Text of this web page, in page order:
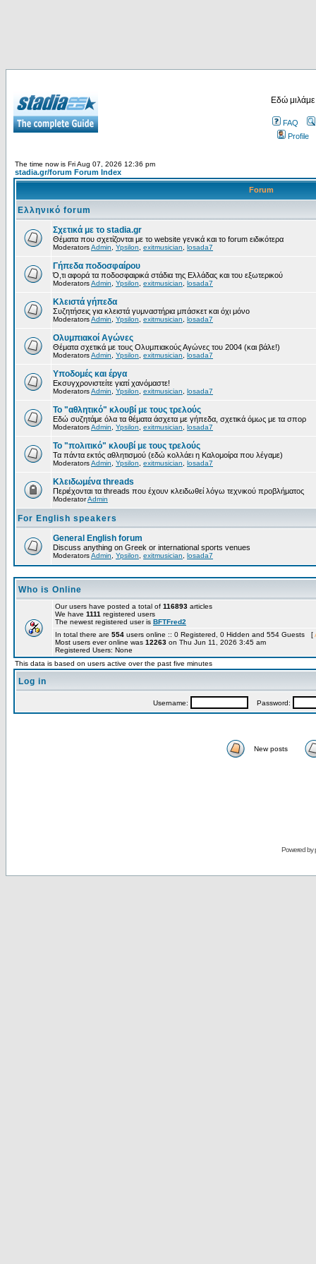
Εδώ
FAQ
Profile
The time now is Fri Aug 07, 2026 12:36 pm
stadia.gr/forum Forum Index
Forum
Ελληνικό forum
Σχετικά με το stadia.gr
Θέματα που σχετίζονται με το website γενικά και το forum ειδικότερα
ModeratorsAdmin Ypsilon exitmusician losada7
Γήπεδα ποδοσφαίρου
Ό,τι αφορά τα ποδοσφαιρικά στάδια της Ελλάδας και του εξωτερικού
ModeratorsAdmin Ypsilon exitmusician losada7
Κλειστά γήπεδα
Συζητήσεις για κλειστά γυμναστήρια μπάσκετ και όχι μόνο
ModeratorsAdmin Ypsilon exitmusician losada7
Ολυμπιακοί Αγώνες
Θέματα σχετικά με τους Ολυμπιακούς Αγώνες του 2004 (και βάλε!)
ModeratorsAdmin Ypsilon exitmusician losada7
Υποδομές και έργα
Εκσυγχρονιστείτε γιατί χανόμαστε!
ModeratorsAdmin Ypsilon exitmusician losada7
Το "αθλητικό" κλουβί με τους τρελούς
Εδώ συζητάμε όλα τα θέματα άσχετα με γήπεδα, σχετικά όμως με τα σπορ
ModeratorsAdmin Ypsilon exitmusician losada7
Το "πολιτικό" κλουβί με τους τρελούς
Τα πάντα εκτός αθλητισμού (εδώ κολλάει η Καλομοίρα που λέγαμε)
ModeratorsAdmin Ypsilon exitmusician losada7
Κλειδωμένα threads
Περιέχονται τα threads που έχουν κλειδωθεί λόγω τεχνικού προβλήματος
ModeratorAdmin
For English speakers
General English forum
Discuss anything on Greek or international sports venues
ModeratorsAdmin Ypsilon exitmusician losada7
Who is Online
Our users have posted a total of 116893 articles
We have 1111 registered users
The newest registered user is BFTFred2
In total there are 554 users online :: 0 Registered, 0 Hidden and 554 Guests [
Most users ever online was 12263 on Thu Jun 11, 2026 3:45 am
Registered Users: None
This data is based on users active over the past five minutes
Log in
Username: Password:
New posts
Powered by